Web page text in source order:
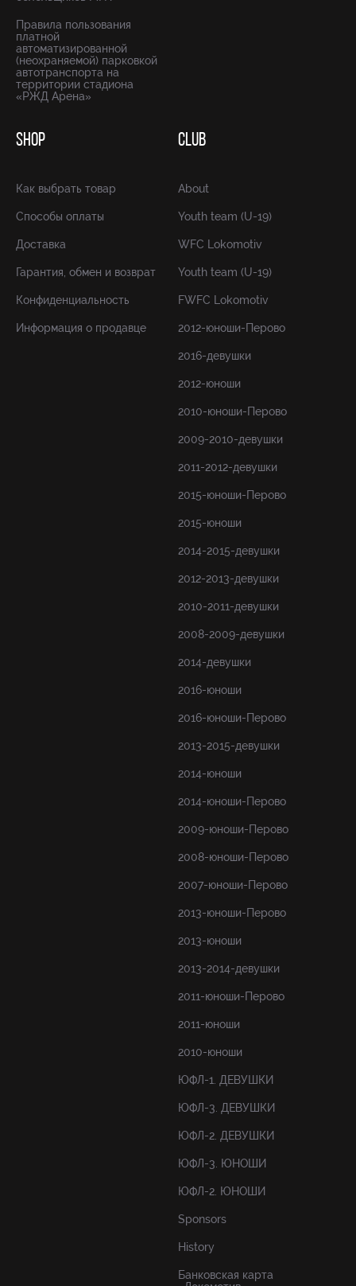
Правила пользования
платной
автоматизированной
(неохраняемой) парковкой
автотранспорта на
территории стадиона
«РЖД Арена»
SHOP
Как выбрать товар
Способы оплаты
Доставка
Гарантия, обмен и возврат
Конфиденциальность
Информация о продавце
CLUB
About
Youth team (U-19)
WFC Lokomotiv
Youth team (U-19)
FWFC Lokomotiv
2012-юноши-Перово
2016-девушки
2012-юноши
2010-юноши-Перово
2009-2010-девушки
2011-2012-девушки
2015-юноши-Перово
2015-юноши
2014-2015-девушки
2012-2013-девушки
2010-2011-девушки
2008-2009-девушки
2014-девушки
2016-юноши
2016-юноши-Перово
2013-2015-девушки
2014-юноши
2014-юноши-Перово
2009-юноши-Перово
2008-юноши-Перово
2007-юноши-Перово
2013-юноши-Перово
2013-юноши
2013-2014-девушки
2011-юноши-Перово
2011-юноши
2010-юноши
ЮФЛ-1. ДЕВУШКИ
ЮФЛ-3. ДЕВУШКИ
ЮФЛ-2. ДЕВУШКИ
ЮФЛ-3. ЮНОШИ
ЮФЛ-2. ЮНОШИ
Sponsors
History
Банковская карта